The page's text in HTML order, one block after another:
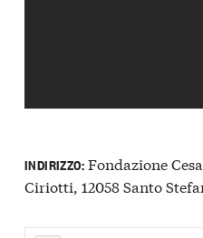
INDIRIZZO:Fondazione
Ciriotti, 12058 Santo